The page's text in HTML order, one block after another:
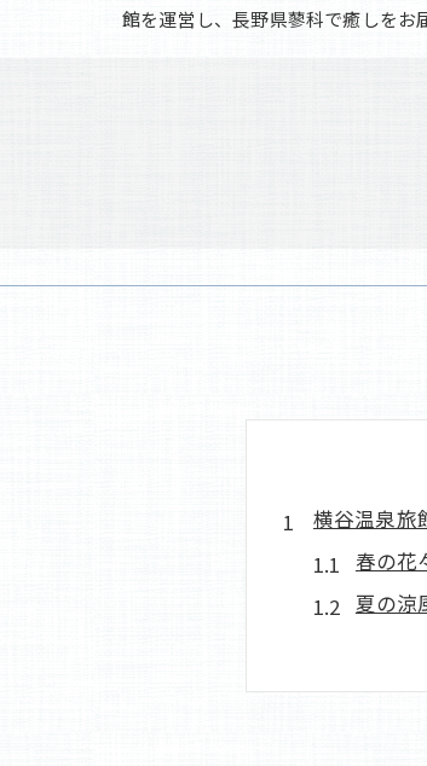
館を運営し、長野県蓼科で癒しをお
横谷温泉旅
春の花
夏の涼
秋の
冬の雪